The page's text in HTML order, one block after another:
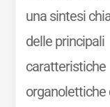
una sintesi
delle principali
caratteristiche
organolettiche